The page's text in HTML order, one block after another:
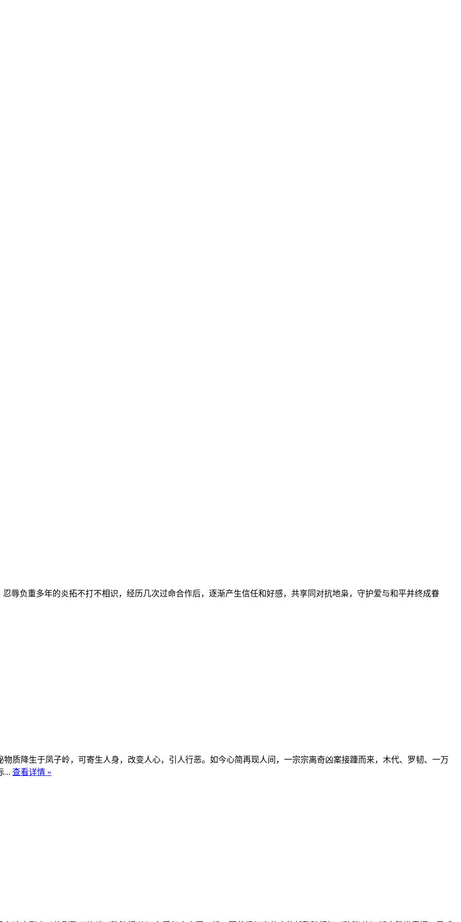
负重多年的炎拓不打不相识，经历几次过命合作后，逐渐产生信任和好感，共享同对抗地枭，守护爱与和平并终成眷
降生于凤子岭，可寄生人身，改变人心，引人行恶。如今心简再现人间，一宗宗离奇凶案接踵而来，木代、罗韧、一万
... 查看详情 »